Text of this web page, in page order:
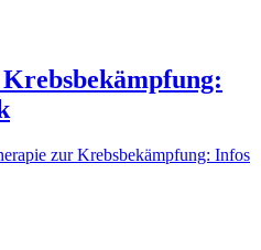
zur Krebsbekämpfung: Infos